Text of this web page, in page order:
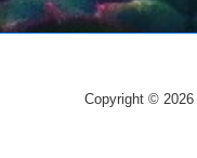
Copyright © 2026